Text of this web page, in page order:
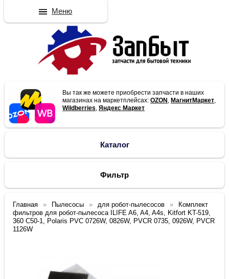
Вы так же можете приобрести запчасти в наших
магазинах на маркетплейсах:OZON , МагнитМаркет,
Wildberries,Яндекс Маркет
Каталог
Фильтр
Главная Пылесосы для робот-пылесосов
Комплект
фильтров для робот-пылесоса ILIFE A6, A4, A4s, Kitfort KT-519,
360 C50-1, Polaris PVC 0726W, 0826W, PVCR 0735, 0926W, PVCR
1126W
Меню